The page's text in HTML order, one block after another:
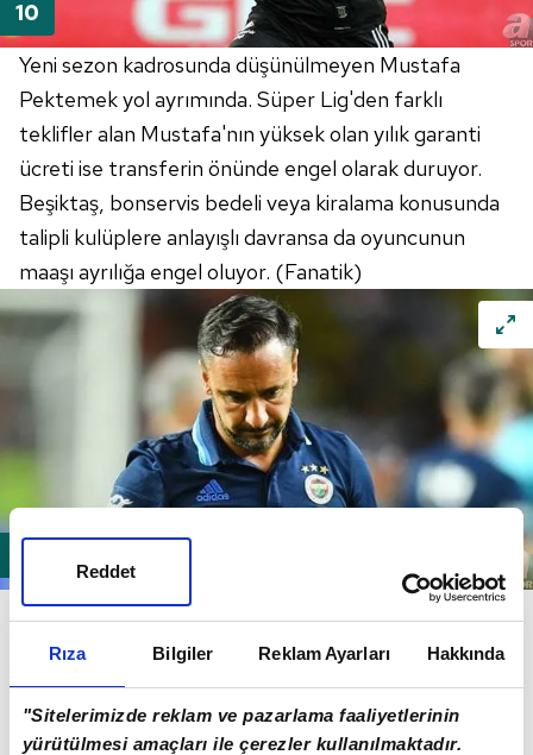
Rıza Bilgiler Reklam Ayarları Hakkında
"Sitelerimizde reklam ve pazarlama faaliyetlerinin
yürütülmesi amaçları ile çerezler kullanılmaktadır.
Reddet
Yeni sezon kadrosunda düşünülmeyen Mustafa
Pektemek yol ayrımında. Süper Lig'den farklı
teklifler alan Mustafa'nın yüksek olan yılık garanti
ücreti ise transferin önünde engel olarak duruyor.
Beşiktaş, bonservis bedeli veya kiralama konusunda
talipli kulüplere anlayışlı davransa da oyuncunun
maaşı ayrılığa engel oluyor. (Fanatik)
Fenerbahçe, birkaç gün içinde tazminat konusunu
çözecek. Vitor Pereira'yı gönderme konusunda
kurmayları, bu işi en geç pazartesi gününe kadar
resmiyete kavuşturacak. (Vatan)